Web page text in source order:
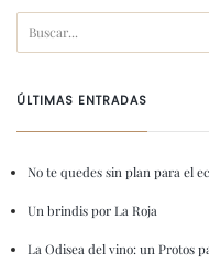
ÚLTIMAS ENTRADAS
No te quedes sin plan para el
Un brindis por La Roja
La Odisea del vino: un Protos